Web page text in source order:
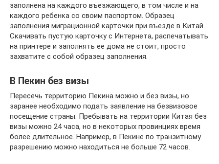
заполнена на каждого въезжающего, в том числе и на
каждого ребенка со своим паспортом. Образец
заполнения миграционной карточки при въезде в Китай.
Скачивать пустую карточку с Интернета, распечатывать
на принтере и заполнять ее дома не стоит, просто
захватите с собой образец заполнения.
В Пекин без визы
Пересечь территорию Пекина можно и без визы, но
заранее необходимо подать заявление на безвизовое
посещение страны. Пребывать на территории Китая без
визы можно 24 часа, но в некоторых провинциях время
более длительное. Например, в Пекине по транзитному
разрешению можно находиться не больше 72 часов.